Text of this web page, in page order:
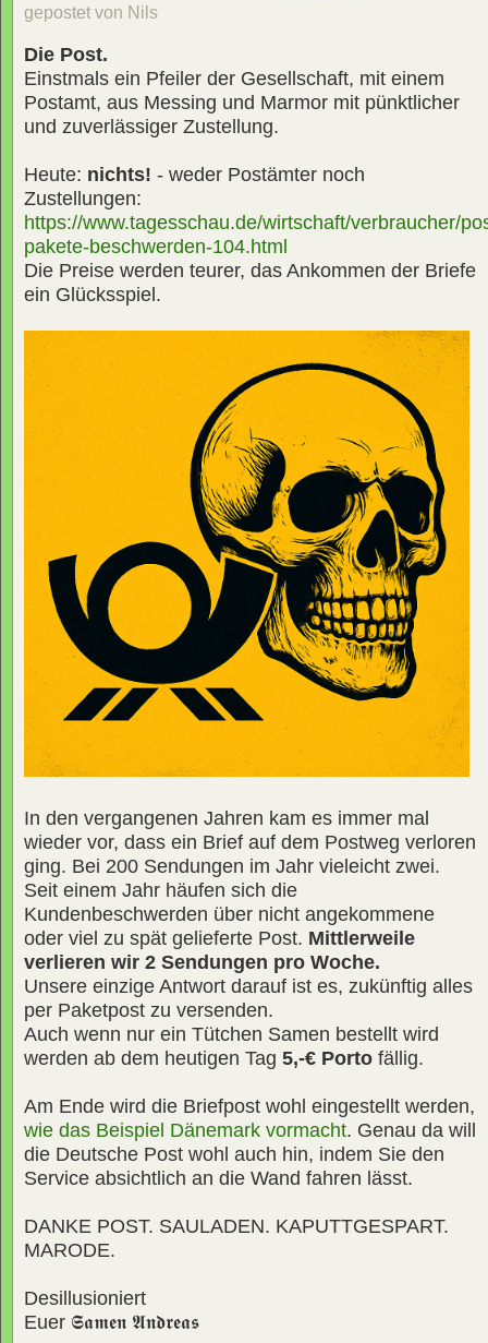
gepostet von Nils
Die Post.
Einstmals ein Pfeiler der Gesellschaft, mit einem
Postamt, aus Messing und Marmor mit pünktlicher
und zuverlässiger Zustellung.
Heute: nichts! - weder Postämter noch
Zustellungen:
https://www.tagesschau.de/wirtschaft/verbraucher/
pakete-beschwerden-104.html
Die Preise werden teurer, das Ankommen der Briefe
ein Glücksspiel.
In den vergangenen Jahren kam es immer mal
wieder vor, dass ein Brief auf dem Postweg verloren
ging. Bei 200 Sendungen im Jahr vieleicht zwei.
Seit einem Jahr häufen sich die
Kundenbeschwerden über nicht angekommene
oder viel zu spät gelieferte Post. Mittlerweile
verlieren wir 2 Sendungen pro Woche.
Unsere einzige Antwort darauf ist es, zukünftig alles
per Paketpost zu versenden.
Auch wenn nur ein Tütchen Samen bestellt wird
werden ab dem heutigen Tag 5,-€ Porto fällig.
Am Ende wird die Briefpost wohl eingestellt werden,
wie das Beispiel Dänemark vormacht. Genau da will
die Deutsche Post wohl auch hin, indem Sie den
Service absichtlich an die Wand fahren lässt.
DANKE POST. SAULADEN. KAPUTTGESPART.
MARODE.
Desillusioniert
Euer 𝕾𝖆𝖒𝖊𝖓 𝕬𝖓𝖉𝖗𝖊𝖆𝖘